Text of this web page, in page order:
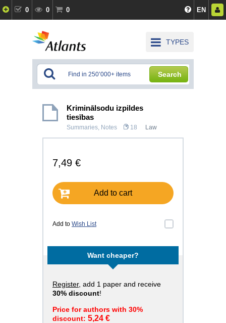
0 0 0 EN
TYPES
Search
Kriminālsodu izpildes
tiesības
Summaries, Notes 18 Law
7,49 €
Add to cart
Add to Wish List
Want cheaper?
Register, add 1 paper and receive
30% discount!
Price for authors with 30%
discount: 5,24 €